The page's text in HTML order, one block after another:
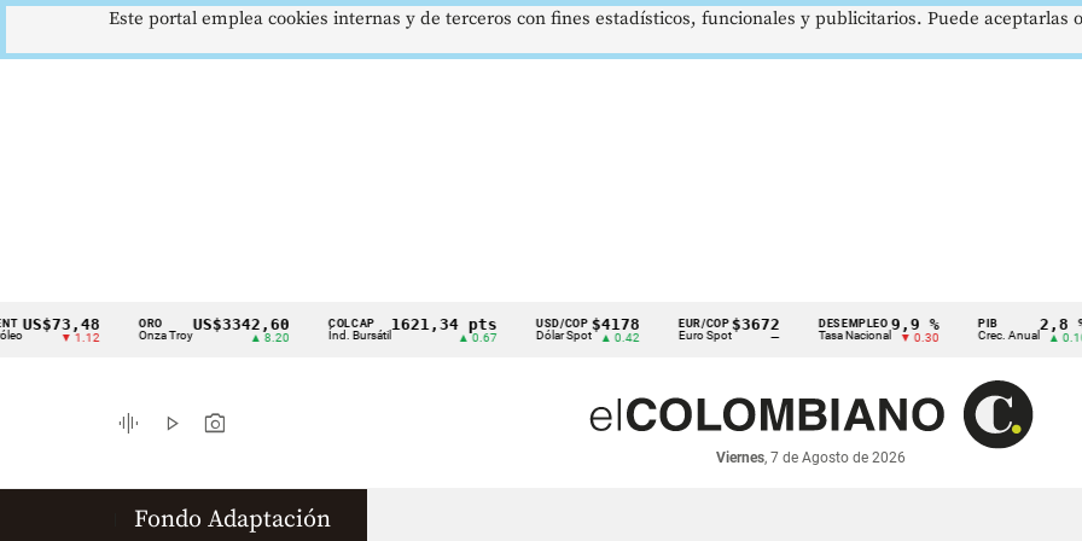
Cintillo
indicadores
económicos
▼ 1.12 Onza Troy
US$3342,60
▲ 8.20
COLCAP
Índ. Bursátil
1621,34 pts
▲ 0.67
USD/COP
Dólar Spot
$4178
▲ 0.42
EUR/COP
Euro Spot
$3672 DESEMPLEO
Tasa Nacional
9,9 %
▼ 0.30 Crec. Anual
2,8 %
▲ 0.10
graphic_eq play_arrow photo_camera
Viernes, 7 de Agosto de 2026
Fondo Adaptación
Este portal emplea cookies internas y de terceros con fines estadísticos, funcionales y publicitarios. Puede aceptarlas